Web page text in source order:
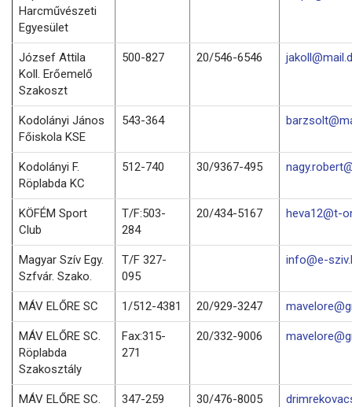
Harcművészeti
Egyesület
József Attila
Koll. Erőemelő
Szakoszt
500-827 20/546-6546
Kodolányi János
Főiskola KSE
543-364
Kodolányi F.
Röplabda KC
512-740 30/9367-495
KÖFÉM Sport
Club
T/F:503-
284
20/434-5167 heva12@t-
Magyar Szív Egy.
Szfvár. Szako.
T/F 327-
095
info@e-
MÁV ELŐRE SC 1/512-4381 20/929-3247
MÁV ELŐRE SC.
Röplabda
Szakosztály
Fax:315-
271
20/332-9006
MÁV ELŐRE SC.
347-259 30/476-8005